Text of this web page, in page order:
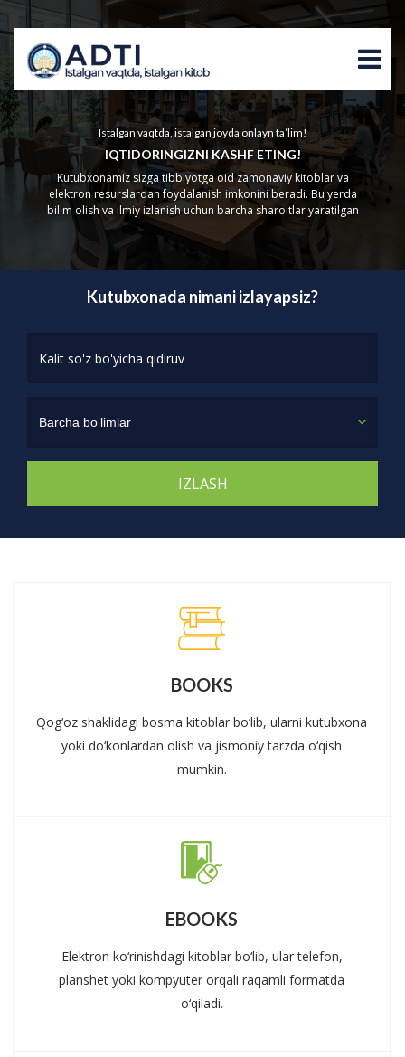
Istalgan vaqtda, istalgan joyda onlayn ta’lim!
IQTIDORINGIZNI KASHF ETING!
Kutubxonamiz sizga tibbiyotga oid zamonaviy kitoblar va
elektron resurslardan foydalanish imkonini beradi. Bu yerda
bilim olish va ilmiy izlanish uchun barcha sharoitlar yaratilgan
Kutubxonada nimani izlayapsiz?
Barcha bo‘limlar
BOOKS
Qog‘oz shaklidagi bosma kitoblar bo‘lib, ularni kutubxona
yoki do‘konlardan olish va jismoniy tarzda o‘qish
mumkin.
EBOOKS
Elektron ko‘rinishdagi kitoblar bo‘lib, ular telefon,
planshet yoki kompyuter orqali raqamli formatda
o‘qiladi.